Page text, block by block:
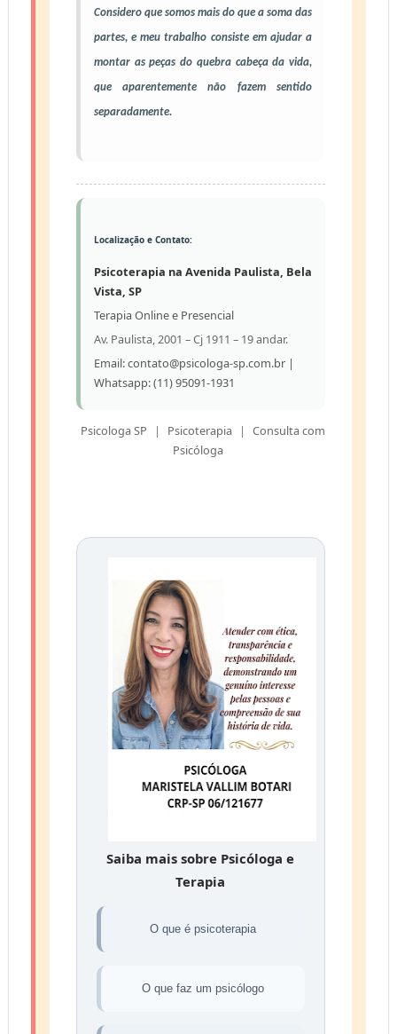
Considero que somos mais do que a soma das
partes, e meu trabalho consiste em ajudar a
montar aspeças do quebra cabeça da vida,
que aparentemente não fazem sentido
separadamente.
Localização e Contato:
Psicoterapia na Avenida Paulista, Bela
Vista, SP
Terapia Online e Presencial
Av. Paulista, 2001 – Cj 1911 – 19 andar.
Email: contato@psicologa-sp.com.br |
Whatsapp: (11) 95091-1931
Psicologa SP | Psicoterapia |
Consulta com
Psicóloga
Saiba mais sobre Psicóloga e
Terapia
O que é psicoterapia
O que faz um psicólogo